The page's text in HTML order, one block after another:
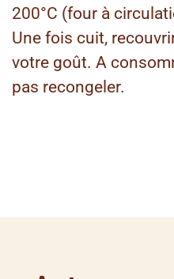
200°C (four à
Une fois cuit,
votre goût. A
pas recongeler.